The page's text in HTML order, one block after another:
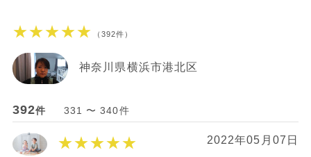
★★★★★ （392件）
神奈川県横浜市港北区
392件 331 〜 340件
★★★★★ 2022年05月07日